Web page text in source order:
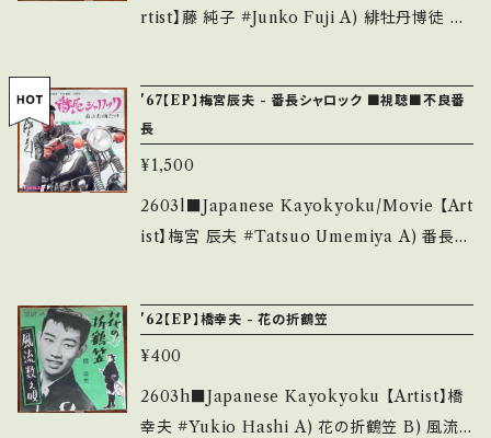
rtist】藤 純子 #Junko Fuji A) 緋牡丹博徒 B)
さぐれ歌謡 ■参考視聴■ https://youtu.be/
W4Ivg-CyPtk?si=8QDBAw7VCxK1vdcg
【Condition】 Jacket/Record：B/B (国内盤)
*ジャケ微しみ ___________________
______ 【About the state/状態説明】 S・新
キズ多く痛み多 *その他、+ - で補足しています。
*中古という事をご理解して頂ける方のご購入を
お願い致します。 Please purchase it if you
understand that it is second hand. *詳しく
'67【EP】梅宮辰夫 - 番長シャロック ■視聴■不良番
長
¥1,500
2603l■Japanese Kayokyoku/Movie 【Art
ist】梅宮 辰夫 #Tatsuo Umemiya A) 番長シ
長シリーズ」主題歌 ■視聴■OBK310■ http
s://youtu.be/WQRNJd8qZJ4 【Condition】
Jacket/Record：B/B (国内盤) _________
________________ 【About the stat
'62【EP】橋幸夫 - 花の折鶴笠
¥400
2603h■Japanese Kayokyoku 【Artist】橋
幸夫 #Yukio Hashi A) 花の折鶴笠 B) 風流